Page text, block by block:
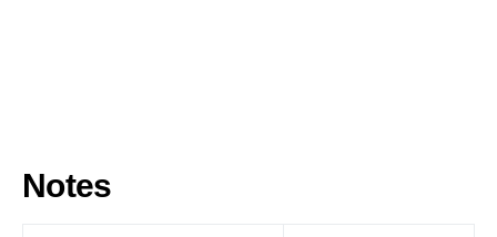
Notes